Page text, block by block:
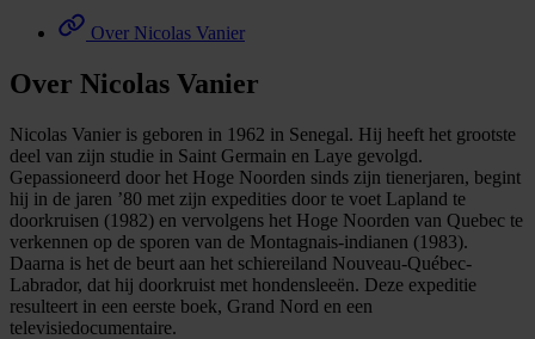
Over Nicolas Vanier
Over Nicolas Vanier
Nicolas Vanier is geboren in 1962 in Senegal. Hij heeft het grootste
deel van zijn studie in Saint Germain en Laye gevolgd.
Gepassioneerd door het Hoge Noorden sinds zijn tienerjaren, begint
hij in de jaren ’80 met zijn expedities door te voet Lapland te
doorkruisen (1982) en vervolgens het Hoge Noorden van Quebec te
verkennen op de sporen van de Montagnais-indianen (1983).
Daarna is het de beurt aan het schiereiland Nouveau-Québec-
Labrador, dat hij doorkruist met hondensleeën. Deze expeditie
resulteert in een eerste boek, Grand Nord en een
televisiedocumentaire.